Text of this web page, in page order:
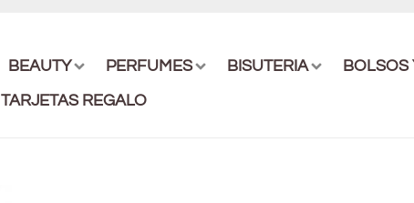
BEAUTY PERFUMES BISUTERIA
BOLSOS
TARJETAS REGALO